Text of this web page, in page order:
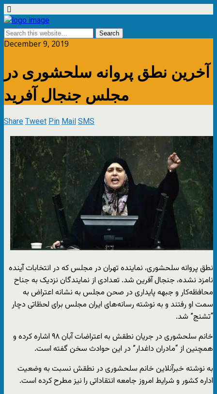
December 9, 2019
آخرین نطق پروانه سلحشوری در
مجلس جنجال آفرید
ShareTweetPinMailSMS
نطق پروانه سلحشوری، نماینده تهران در مجلس که در انتخابات آینده
نامزد نشده، جنجال‌ آفرین شد. تعدادی از نمایندگان نزدیک به جناح
محافظه‌کار و جبهه پایداری در صحن مجلس به نشانه اعتراض به
سمت او رفتند و به نوشته رسانه‌های ایران مجلس برای لحظاتی دچار
“تشنج” شد.
خانم سلحشوری در جریان نطقش به اعتراضات آبان ۹۸ اشاره کرده و
همچنین از “مادران داغدار” در این حوادث سخن گفته است.
به نوشته خبرآنلاین خانم سلحشوری در نطقش نسبت به وضعیت
اداره کشور و شرایط امروز جامعه انتقاداتی را نیز مطرح کرده است.